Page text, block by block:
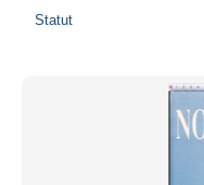
Statut